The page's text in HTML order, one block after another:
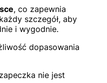
, co zapewnia
szczegół, aby
i wygodnie.
dopasowania
nie jest